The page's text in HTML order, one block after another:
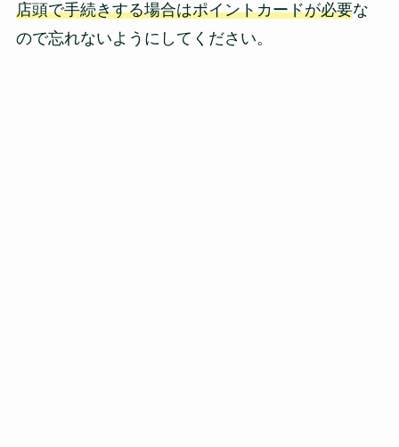
店頭で手続きする場合はポイントカードが必要な
ので忘れないようにしてください。